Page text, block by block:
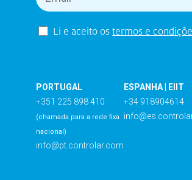
Li e aceito ostermos e
PORTUGAL
+351 225 898 410
(chamada para a rede fixa
nacional)
info@pt.controlar.com
ESPANHA | EIIT
+34 918904614